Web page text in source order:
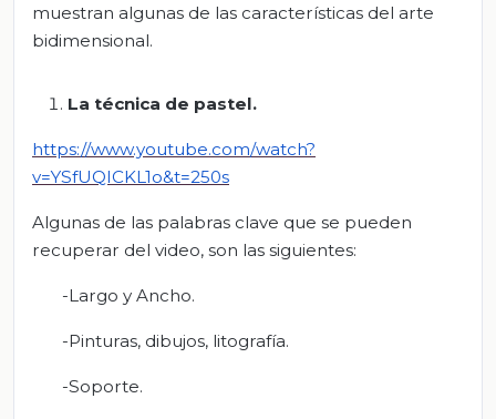
muestran algunas de las características del arte
bidimensional.
La técnica de pastel.
https://www.youtube.com/watch?
v=YSfUQICKL1o&t=250s
Algunas de las palabras clave que se pueden
recuperar del video, son las siguientes:
-Largo y Ancho.
-Pinturas, dibujos, litografía.
-Soporte.